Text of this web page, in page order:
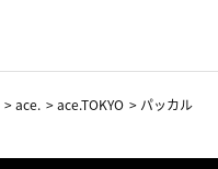
>ace. >ace.TOKYO > パッカル